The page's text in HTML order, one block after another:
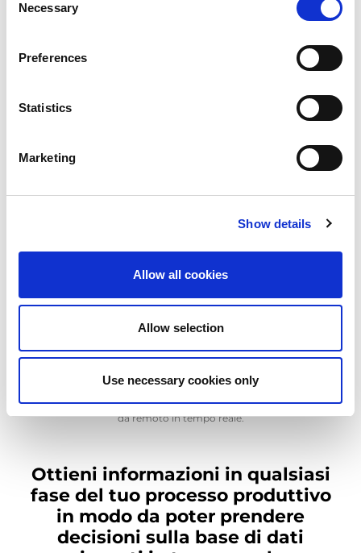
Selection
Necessary
Preferences
Statistics
Marketing
Show details
Allow all cookies
Allow selection
Use necessary cookies only
Ottimizza la tua produzione
con le Soluzioni AMADA per
Dall'ordine iniziale fino alla
processi vengono interconnessi e
Le soluzioni AMADA per l'Industria 4.0, l'AMADA Order Manager,
possono massimizzare la loro produttività, evadendo gli ordini
limitato ai dati in tempo reale possono essere superati grazie alle
soluzioni AMADA per l'Industria 4.0.
La visibilità di tutti i processi è fondamentale per mantenere una
produzione efficiente, flessibile ed efficace in tutte le sue fasi. Le
soluzioni AMADA per l'Industria 4.0 utilizzano i dati e il supporto
da remoto in tempo reale.
Ottieni informazioni in qualsiasi
fase del tuo processo produttivo
in modo da poter prendere
decisioni sulla base di dati